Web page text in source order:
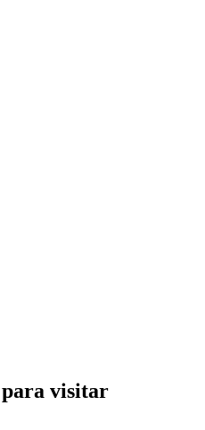
para visitar